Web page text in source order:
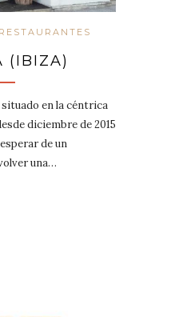
RESTAURANTES
(IBIZA)
en la céntrica
diciembre de 2015
de un
una…